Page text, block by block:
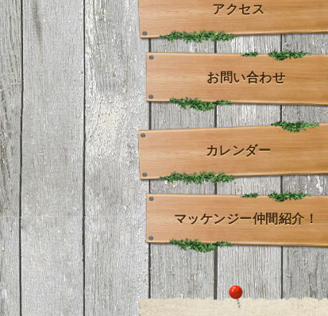
アクセス
お問い合わせ
カレンダー
マッケンジー仲間紹介！